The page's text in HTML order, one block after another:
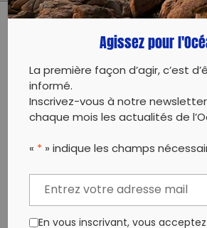
PARTAGER CET ARTICLE:
Copy to clipboard
Agissez pour
La première façon d’agir, c’est
informé.
Inscrivez-vous à notre
chaque mois les actualités de
« * » indique les champs
En vous inscrivant, vous